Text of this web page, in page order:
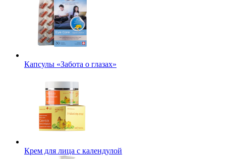
Капсулы «Забота о глазах»
Крем для лица с календулой